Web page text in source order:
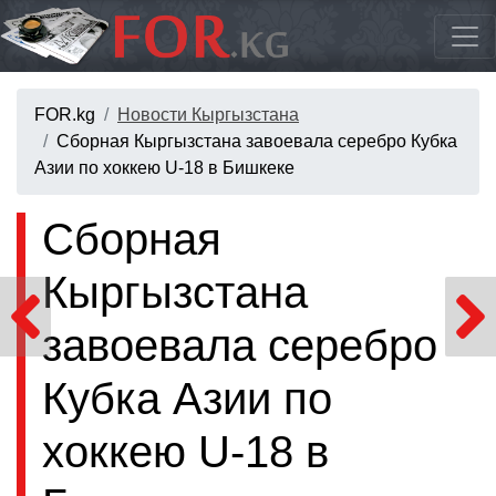
FOR.kg
Новости Кыргызстана
Сборная Кыргызстана завоевала серебро Кубка
Азии по хоккею U-18 в Бишкеке
Сборная
Кыргызстана
завоевала серебро
Кубка Азии по
хоккею U-18 в